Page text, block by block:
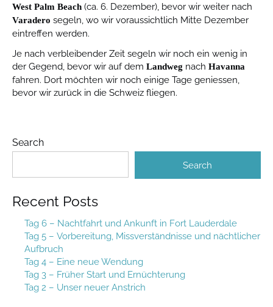
West Palm Beach (ca. 6. Dezember), bevor wir weiter nach
Varadero segeln, wo wir voraussichtlich Mitte Dezember
eintreffen werden.
Je nach verbleibender Zeit segeln wir noch ein wenig in
der Gegend, bevor wir auf dem Landweg nach Havanna
fahren. Dort möchten wir noch einige Tage geniessen,
bevor wir zurück in die Schweiz fliegen.
Search
Search
Recent Posts
Tag 6 – Nachtfahrt und Ankunft in Fort Lauderdale
Tag 5 – Vorbereitung, Missverständnisse und nächtlicher
Aufbruch
Tag 4 – Eine neue Wendung
Tag 3 – Früher Start und Ernüchterung
Tag 2 – Unser neuer Anstrich